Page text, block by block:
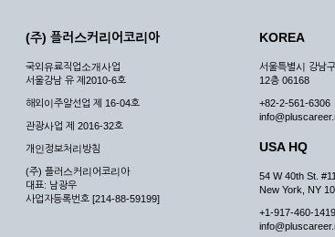
② 시스템 점검, 교체 및 고장, 기술적인 이유, 국가비상사태,
③ 기타 회사는 서비스를 제공할 수 없는 합당한 사유가 발생한
④ 회사는 제 2항 및 제 3항의 사유로 서비스의 제공이 일시
제3장 권리 및 의무
제6조 (회사의 의무)
① 회사는 특별한 사정이 없는 한 이용자가 신청한 후 즉시 서
② 회사는 이용자의 개인 신상 정보를 본인의 승낙 없이 타인
(주) 플러스커리어코리아
국외유료직업소개사업
서울강남 유 제2010-6호
해외이주알선업 제 16-04호
관광사업 제 2016-32호
개인정보처리방침
(주) 플러스커리어코리아
대표: 남광우
사업자등록번호 [214-88-59199]
KOREA
서울특별시 강남
12층 06168
+82-2-561-6306
USA HQ
54 W 40th St.
New York, NY
+1-917-460-1419